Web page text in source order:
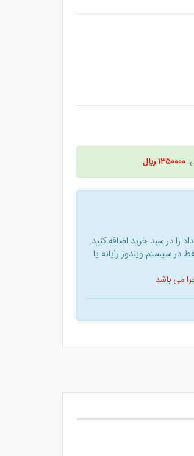
۱۳۵۰۰۰۰ ريال
را در سبد خرید اضافه کنید.
سیستم ویندوز رایانه یا
می باشد